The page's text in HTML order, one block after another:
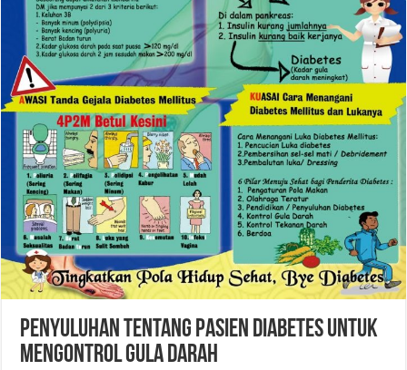
PENYULUHAN TENTANG PASIEN DIABETES UNTUK
MENGONTROL GULA DARAH